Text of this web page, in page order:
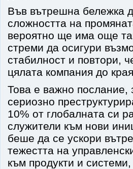
Във вътрешна бележка
сложността на
вероятно ще има още
стреми да осигури
стабилност и повтори,
цялата компания до
Това е важно послание,
сериозно
10% от глобалната си
служители към нови
беше да се ускори
тежестта на
към продукти и системи,